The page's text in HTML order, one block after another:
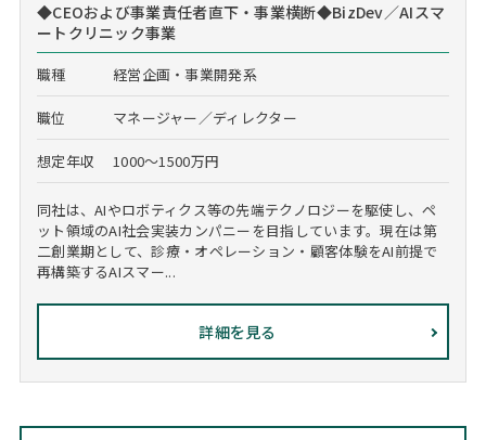
◆CEOおよび事業責任者直下・事業横断◆BizDev／AIスマ
ートクリニック事業
職種 経営企画・事業開発系
職位 マネージャー／ディレクター
想定年収 1000～1500万円
同社は、AIやロボティクス等の先端テクノロジーを駆使し、ペ
ット領域のAI社会実装カンパニーを目指しています。現在は第
二創業期として、診療・オペレーション・顧客体験をAI前提で
再構築するAIスマー...
詳細を見る